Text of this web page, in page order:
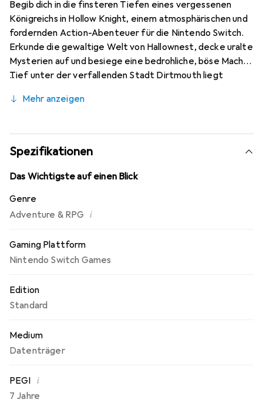
Begib dich in die finsteren Tiefen eines vergessenen
Königreichs in Hollow Knight, einem atmosphärischen und
fordernden Action-Abenteuer für die Nintendo Switch.
Erkunde die gewaltige Welt von Hallownest, decke uralte
Mysterien auf und besiege eine bedrohliche, böse Macht.
Tief unter der verfallenden Stadt Dirtmouth liegt
Trümmern liegt. Abenteurer und Diebe zieht es
Ruhm, Reichtum und Antworten auf uralte Mysterien. Die
verfallenen Hallen werden inzwischen jedoch von
niederträchtigen Kreaturen und bizarren Biestern
heimgesucht, die durch ein Gift in der Erde verdorben
Mehr anzeigen
Spezifikationen
Das Wichtigste auf einen Blick
Genre
Adventure & RPG i
Gaming Plattform
Nintendo Switch Games
Edition
Standard
Medium
Datenträger
PEGI i
7 Jahre